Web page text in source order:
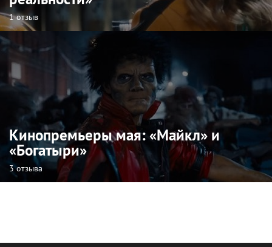
1 отзыв
Кинопремьеры мая: «Майкл» и
«Богатыри»
3 отзыва